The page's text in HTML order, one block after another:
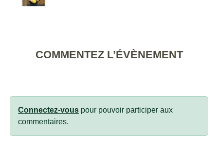
COMMENTEZ L’ÉVÈNEMENT
Connectez-vous pour pouvoir participer aux
commentaires.